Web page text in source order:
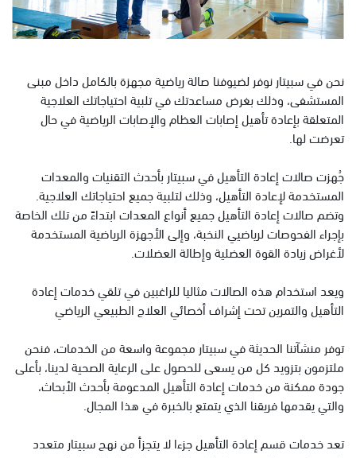
نحن في سبيتار نوفر لضيوفنا صالة رياضية مجهزة بالكامل داخل مبنى
المستشفى، وذلك بغرض مساعدتك في تلبية احتياجاتك العلاجية
المتعلقة بإعادة تأهيل إصابات العظام والإصابات الرياضية في حال
تعرضت لها.
جُهزت صالات إعادة التأهيل في سبيتار بأحدث التقنيات والمعدات
المستخدمة لإعادة التأهيل، وذلك لتلبية جميع احتياجاتك العلاجية.
وتضم صالات إعادة التأهيل جميع أنواع المعدات ابتداءً من تلك الخاصة
بإجراء الفحوصات لرياضيي النخبة، وإلى الأجهزة الرياضية المستخدمة
لأغراض زيادة القوة العضلية وإطالة العضلات.
ويعد استخدام هذه الصالات مثاليا للراغبين في تلقي خدمات إعادة
التأهيل والتمرين تحت إشراف أخصائي العلاج الطبيعي الرياضي
توفر منشآتنا الحديثة في سبيتار مجموعة واسعة من الخدمات، فنحن
ملتزمون بتزويد كل من يسعى للحصول على الرعاية الصحية لدينا، بأعلى
جودة ممكنة من خدمات إعادة التأهيل المدعومة بأحدث الأبحاث،
والتي يقدمها فريقنا الذي يتمتع بالخبرة في هذا المجال.
تعد خدمات قسم إعادة التأهيل جزءا لا يتجزأ من نهج سبيتار متعدد